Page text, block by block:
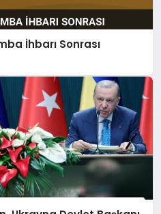
İhbarı Sonrası